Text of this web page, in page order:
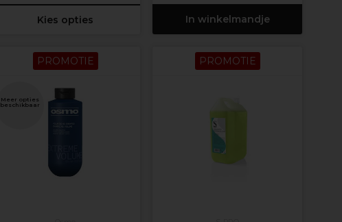
Kies opties In winkelmandje
PROMOTIE
Meer opties
beschikbaar
PROMOTIE